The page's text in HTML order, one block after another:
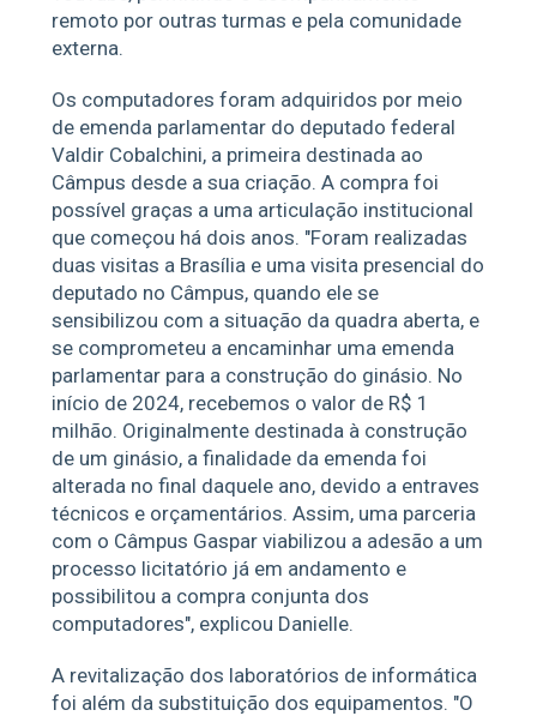
remoto por outras turmas e pela comunidade
externa.
Os computadores foram adquiridos por meio
de emenda parlamentar do deputado federal
Valdir Cobalchini, a primeira destinada ao
Câmpus desde a sua criação. A compra foi
possível graças a uma articulação institucional
que começou há dois anos. "Foram realizadas
duas visitas a Brasília e uma visita presencial do
deputado no Câmpus, quando ele se
sensibilizou com a situação da quadra aberta, e
se comprometeu a encaminhar uma emenda
parlamentar para a construção do ginásio. No
início de 2024, recebemos o valor de R$ 1
milhão. Originalmente destinada à construção
de um ginásio, a finalidade da emenda foi
alterada no final daquele ano, devido a entraves
técnicos e orçamentários. Assim, uma parceria
com o Câmpus Gaspar viabilizou a adesão a um
processo licitatório já em andamento e
possibilitou a compra conjunta dos
computadores", explicou Danielle.
A revitalização dos laboratórios de informática
foi além da substituição dos equipamentos. "O